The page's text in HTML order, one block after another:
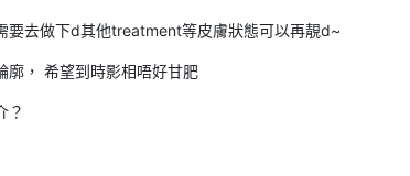
要去做下d其他treatment等皮膚狀態可以再靚d~
廓， 希望到時影相唔好甘肥
？